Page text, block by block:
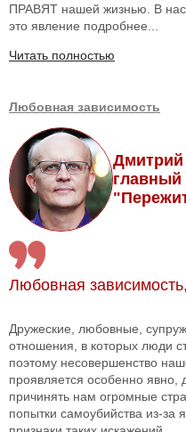
ПРАВЯТ нашей жизнью. В
это явление подробнее...
Читать полностью
Любовная зависимость
Дмитрий
главный
Любовная
Дружеские, любовные,
отношения, в которых люди
поэтому несовершенство
проявляется особенно явно,
причинять нам огромные
попытки самоубийства из-